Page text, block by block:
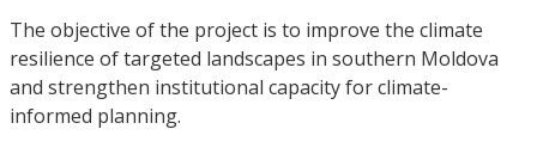
The objective of the project is to improve the climate
resilience of targeted landscapes in southern Moldova
and strengthen institutional capacity for climate-
informed planning.